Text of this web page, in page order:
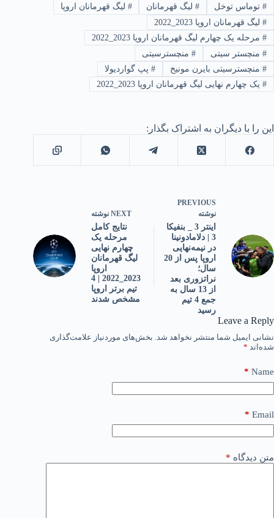
#توماس توخل #لیگ قهرمانان # لیگ قهرمانان اروپا
#لیگ قهرمانان اروپا 2023_2022
#مرحله یک چهارم لیگ قهرمانان اروپا 2023_2022
#منچستر سیتی #منچسترسیتی
#منچسترسیتی بایرن مونیخ #پپ گواردیولا
#یک چهارم نهایی لیگ قهرمانان اروپا 2023_2022
این را با دیگران به اشتراک بگذار:
PREVIOUS
نوشته
اینتر 3 _ بنفیکا
3 | دلامادونینا
در نیمه‌نهایی
اروپا پس از 20
سال؛
نراتزوری بعد
از 13 سال به
جمع 4 تیم
رسید
NEXT نوشته
نتایج کامل
مرحله یک
چهارم نهایی
لیگ قهرمانان
اروپا
2023_2022 | 4
تیم برتر اروپا
مشخص شدند
Leave a Reply
نشانی ایمیل شما منتشر نخواهد شد. بخش‌های موردنیاز علامت‌گذاری
شده‌اند *
Name
*
Email
*
متن دیدگاه *